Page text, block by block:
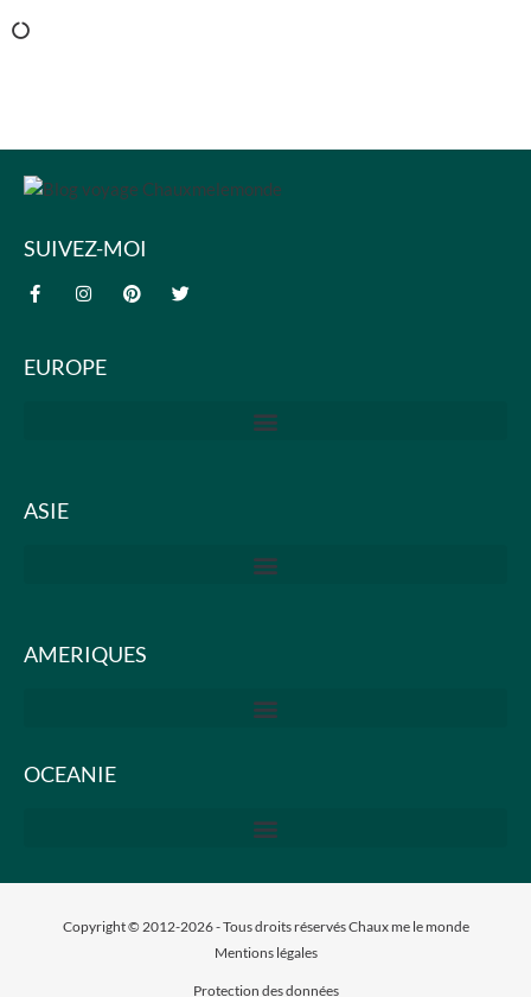
SUIVEZ-MOI
EUROPE
ASIE
AMERIQUES
OCEANIE
Copyright © 2012-2026 - Tous droits réservés Chaux me le monde
Mentions légales
Protection des données